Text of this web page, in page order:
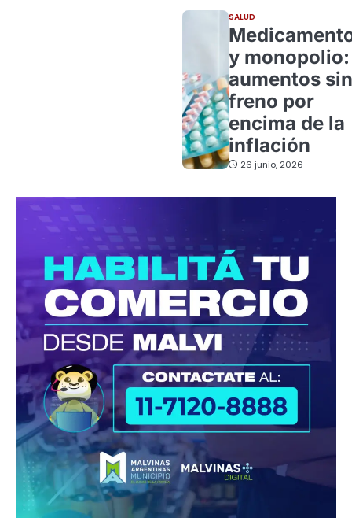
SALUD
y monopolio:
aumentos sin
freno por
encima de la
inflación
26 junio, 2026